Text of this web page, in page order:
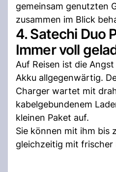
gemeinsam genutzten
zusammen im Blick
4. Satechi Duo
Immer voll
Auf Reisen ist die
Akku allgegenwärtig.
Charger wartet mit
kabelgebundenem
kleinen Paket auf.
Sie können mit ihm bis
gleichzeitig mit frischer